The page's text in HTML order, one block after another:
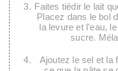
Faites tiédir le lait
Placez dans le bol
la levure et l'eau,
sucre.
Ajoutez le sel et la